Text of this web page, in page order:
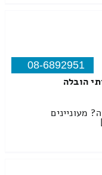
08-6892951
הובלה
מעוניינים